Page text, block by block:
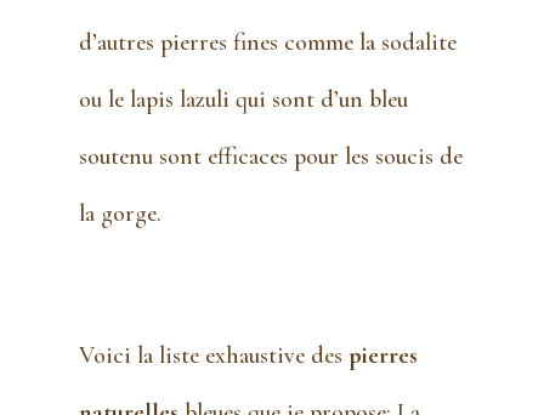
d’autres pierres fines comme la sodalite
ou le lapis lazuli qui sont d’un bleu
soutenu sont efficaces pour les soucis de
la gorge.
Voici la liste exhaustive des pierres